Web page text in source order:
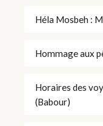
Héla Mosbeh :
Hommage aux
Horaires des
(Babour)